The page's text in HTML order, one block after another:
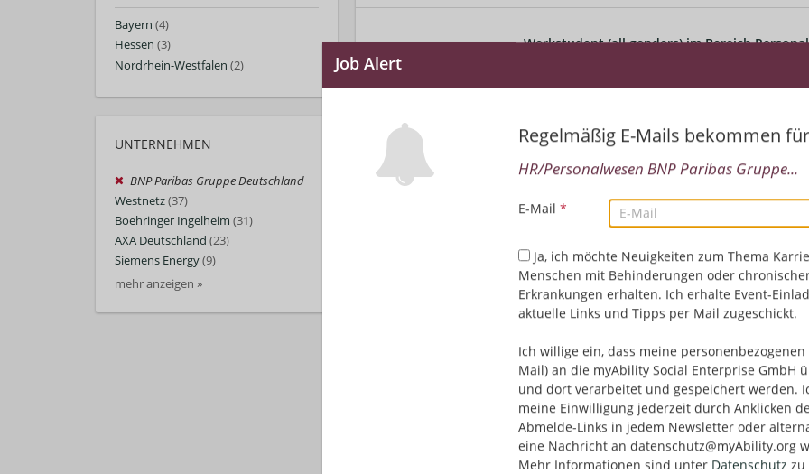
Bayern (4)
Hessen (3)
Nordrhein-Westfalen (2)
UNTERNEHMEN
BNP Paribas Gruppe Deutschland
Westnetz(37)
Boehringer Ingelheim (31)
AXA Deutschland (23)
Siemens Energy(9)
mehr anzeigen »
Regelmäßig E-Mails bekommen für
HR/Personalwesen BNP Paribas Gruppe...
E-Mail *
Ja, ich möchte Neuigkeiten zum Thema
Menschen mit Behinderungen oder
Erkrankungen erhalten. Ich erhalte Event-
aktuelle Links und Tipps per Mail zugeschickt.
Ich willige ein, dass meine personenbezogenen
Mail) an die myAbility Social Enterprise GmbH
und dort verarbeitet und gespeichert werden.
meine Einwilligung jederzeit durch Anklicken
Abmelde-Links in jedem Newsletter oder
eine Nachricht an datenschutz@myAbility.org
Mehr Informationen sind unter Datenschutz zu
Werkstudent (all genders) im Bereich
Schwerpunkt Administrativer und Backoffice
Finanz-/Bankwesen/Versicherungen | HR/
Expert (all genders) Compensation, Benefits
Germany & Austria
10.07.2026,BNP Paribas Gruppe Deutschland
Frankfurt am Main, Deutschland
Finanz-/Bankwesen/Versicherungen | HR/
(Senior) Recruiter & Employer Branding
Corporate & Institutional Banking
08.07.2026,BNP Paribas Gruppe Deutschland
Frankfurt am Main, Deutschland
Finanz-/Bankwesen/Versicherungen | HR/